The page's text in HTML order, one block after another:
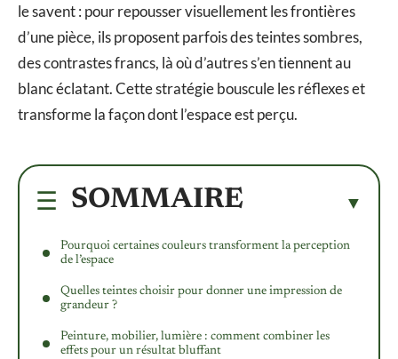
le savent : pour repousser visuellement les frontières
d’une pièce, ils proposent parfois des teintes sombres,
des contrastes francs, là où d’autres s’en tiennent au
blanc éclatant. Cette stratégie bouscule les réflexes et
transforme la façon dont l’espace est perçu.
SOMMAIRE
Pourquoi certaines couleurs transforment la perception
de l’espace
Quelles teintes choisir pour donner une impression de
grandeur ?
Peinture, mobilier, lumière : comment combiner les
effets pour un résultat bluffant